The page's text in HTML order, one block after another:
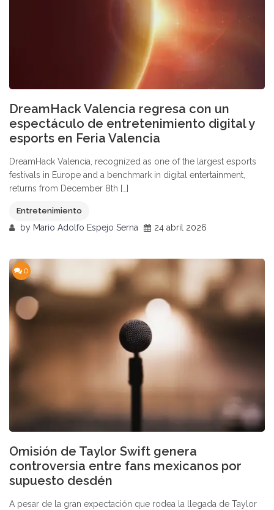
DreamHack Valencia regresa con un
espectáculo de entretenimiento digital y
esports en Feria Valencia
DreamHack Valencia, recognized as one of the largest esports
festivals in Europe and a benchmark in digital entertainment,
returns from December 8th […]
Entretenimiento
by Mario Adolfo Espejo Serna 24 abril 2026
0
Omisión de Taylor Swift genera
controversia entre fans mexicanos por
supuesto desdén
A pesar de la gran expectación que rodea la llegada de Taylor